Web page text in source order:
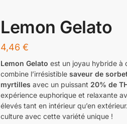
Lemon Gelato
4,46€
Lemon Gelato est un joyau hybride à
combine l’irrésistiblesaveur de
myrtilles avec un puissant 20% de
expérience euphorique et relaxante
élevés tant en intérieur qu’en
culture avec cette variété unique !